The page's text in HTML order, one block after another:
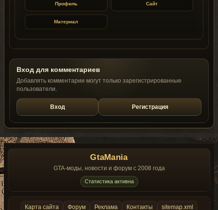
Профиль Сайт
Материал
Вход для комментариев
Добавлять комментарии могут только зарегистрированные
пользователи.
Вход Регистрация
GtaMania
GTA-моды, новости и форум с 2008 года
Статистика активна
Карта сайта Форум Реклама Контакты sitemap.xml